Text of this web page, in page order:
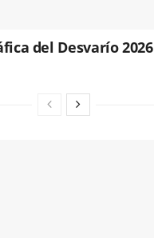
del Desvarío 2026